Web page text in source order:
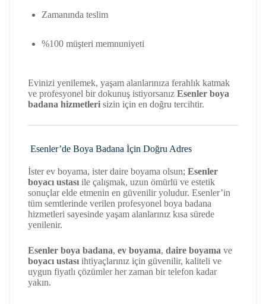
Zamanında teslim
%100 müşteri memnuniyeti
Evinizi yenilemek, yaşam alanlarınıza ferahlık katmak
ve profesyonel bir dokunuş istiyorsanız Esenler boya
badana hizmetleri sizin için en doğru tercihtir.
Esenler’de Boya Badana İçin Doğru Adres
İster ev boyama, ister daire boyama olsun; Esenler
boyacı ustası ile çalışmak, uzun ömürlü ve estetik
sonuçlar elde etmenin en güvenilir yoludur. Esenler’in
tüm semtlerinde verilen profesyonel boya badana
hizmetleri sayesinde yaşam alanlarınız kısa sürede
yenilenir.
Esenler boya badana, ev boyama, daire boyama ve
boyacı ustası ihtiyaçlarınız için güvenilir, kaliteli ve
uygun fiyatlı çözümler her zaman bir telefon kadar
yakın.